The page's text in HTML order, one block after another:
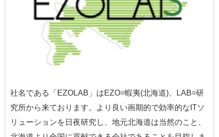
社名である「EZOLAB」はEZO=蝦夷(北海道)、LAB=研
究所から来ております。
より良い画期的で効率的なITソ
リューションを日夜研究し、地元北海道は当然のこと、